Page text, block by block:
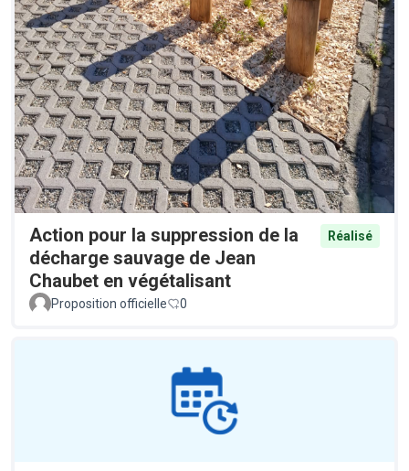
Action pour la suppression de la
décharge sauvage de Jean
Chaubet en végétalisant
Réalisé
Proposition officielle 0